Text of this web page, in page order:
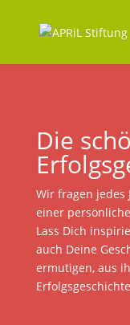
Die
Wir fragen jedes
einer
Lass Dich
auch Deine
ermutigen, aus